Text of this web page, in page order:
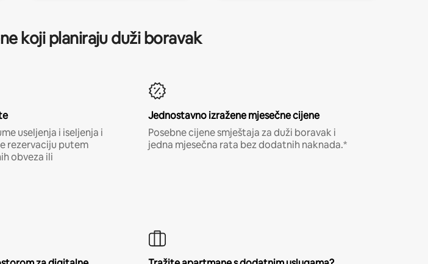
koji planiraju duži boravak
useljenja i iseljenja i
rezervaciju putem
obveza ili
Jednostavno izražene mjesečne cijene
Posebne cijene smještaja za duži boravak i
jedna mjesečna rata bez dodatnih naknada.*